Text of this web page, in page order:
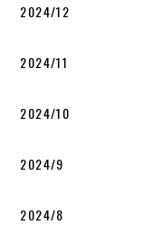
2024/12
2024/11
2024/10
2024/9
2024/8